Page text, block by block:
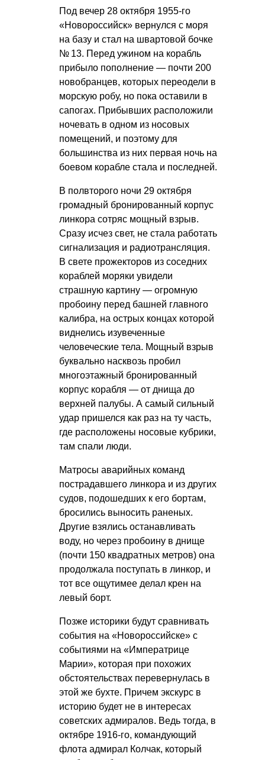
Под вечер 28 октября 1955-го
«Новороссийск» вернулся с моря
на базу и стал на швартовой бочке
№ 13. Перед ужином на корабль
прибыло пополнение — почти 200
новобранцев, которых переодели в
морскую робу, но пока оставили в
сапогах. Прибывших расположили
ночевать в одном из носовых
помещений, и поэтому для
большинства из них первая ночь на
боевом корабле стала и последней.
В полвторого ночи 29 октября
громадный бронированный корпус
линкора сотряс мощный взрыв.
Сразу исчез свет, не стала работать
сигнализация и радиотрансляция.
В свете прожекторов из соседних
кораблей моряки увидели
страшную картину — огромную
пробоину перед башней главного
калибра, на острых концах которой
виднелись изувеченные
человеческие тела. Мощный взрыв
буквально насквозь пробил
многоэтажный бронированный
корпус корабля — от днища до
верхней палубы. А самый сильный
удар пришелся как раз на ту часть,
где расположены носовые кубрики,
там спали люди.
Матросы аварийных команд
пострадавшего линкора и из других
судов, подошедших к его бортам,
бросились выносить раненых.
Другие взялись останавливать
воду, но через пробоину в днище
(почти 150 квадратных метров) она
продолжала поступать в линкор, и
тот все ощутимее делал крен на
левый борт.
Позже историки будут сравнивать
события на «Новороссийске» с
событиями на «Императрице
Марии», которая при похожих
обстоятельствах перевернулась в
этой же бухте. Причем экскурс в
историю будет не в интересах
советских адмиралов. Ведь тогда, в
октябре 1916-го, командующий
флота адмирал Колчак, который